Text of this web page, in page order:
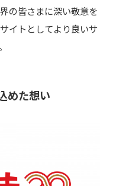
の皆さまに深い敬意を
イトとしてより良いサ
めた想い